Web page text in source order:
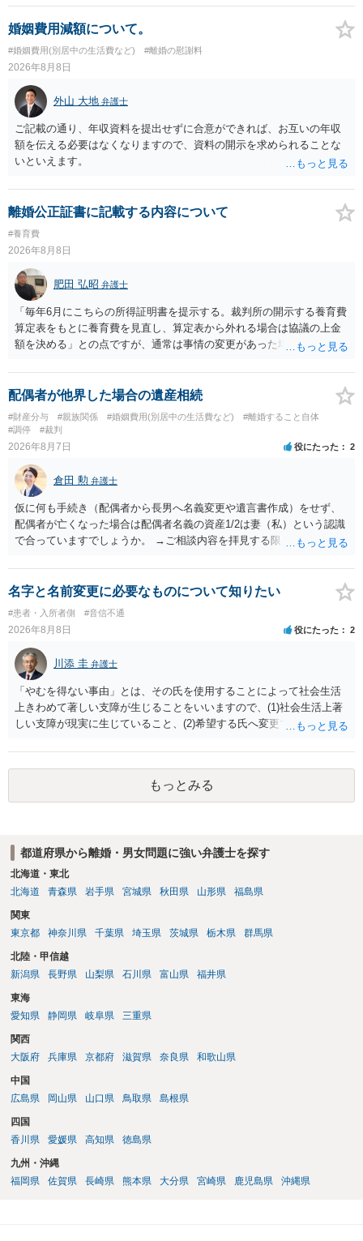
婚姻費用減額について。
#婚姻費用(別居中の生活費など) #離婚の慰謝料
2026年8月8日
外山 大地 弁護士
ご記載の通り、年収資料を提出せずに合意ができれば、お互いの年収
額を伝える必要はなくなりますので、資料の開示を求められることな
いといえます。
離婚公正証書に記載する内容について
#養育費
2026年8月8日
肥田 弘昭 弁護士
「毎年6月にこちらの所得証明書を提示する。裁判所の開示する養育費
算定表をもとに養育費を見直し、算定表から外れる場合は協議の上金
額を決める」との点ですが、通常は事情の変更があった場合に変更し
来なかった事情の変更により双方協議の上増減出来る」と「通知義務
に勤務先」が含まれているので、私に収入が入った事は相手に通知が
行く事になり、上記のような文言が無くても養育費の見直しは適宜出
来るかと思うのですが違うのでしょうか？との点はそのとおりかと思
います。養育費は事情の変更があった場合に変更するので毎年見直す
配偶者が他界した場合の遺産相続
#財産分与 #親族関係 #婚姻費用(別居中の生活費など)
#離婚すること自体
#調停
#裁判
2026年8月7日 役にたった 2
倉田 勲 弁護士
仮に何も手続き（配偶者から長男へ名義変更や遺言書作成）をせず、
配偶者が亡くなった場合は配偶者名義の資産1/2は妻（私）という認識
で合っていますでしょうか。 →ご相談内容を拝見する限りでは、その
完全に所有する場合は、他の相続人に対して自宅の評価額の１/２の代
償金の支払いが必要になります。
名字と名前変更に必要なものについて知りたい
#患者・入所者側 #音信不通
2026年8月8日 役にたった 2
川添 圭 弁護士
「やむを得ない事由」とは、その氏を使用することによって社会生活
上きわめて著しい支障が生じることをいいますので、(1)社会生活上著
しい支障が現実に生じていること、(2)希望する氏へ変更できればその
できるかどうかがポイントです。 記録中に現れた一切の事情が判断対
象ですので、上記(1)と(2)を説明できる資料は全て（ただし理路整然
に）提出することが必要になります。「フラッシュバック」とのこと
なので、例えば、医学上確立されているPTSDの診断基準に合致した説
護士へ依頼しても苦労することが強く予想されるところです。、もし
本人申立てをお考えであれば、医学知識はもちろん法律知識も要求さ
れますので、性急な申立てをせず、知識と資料をしっかりと揃えて、
もっとみる
都道府県から離婚・男女問題に強い弁護士を探す
北海道・東北
北海道
青森県 岩手県 宮城県 秋田県 山形県 福島県
関東
東京都
神奈川県 千葉県 埼玉県 茨城県 栃木県 群馬県
北陸・甲信越
新潟県
長野県 山梨県 石川県 富山県 福井県
東海
愛知県
静岡県 岐阜県 三重県
関西
大阪府
兵庫県 京都府 滋賀県 奈良県 和歌山県
中国
広島県
岡山県 山口県 鳥取県 島根県
四国
香川県
愛媛県 高知県 徳島県
九州・沖縄
福岡県
佐賀県 長崎県 熊本県 大分県 宮崎県 鹿児島県 沖縄県